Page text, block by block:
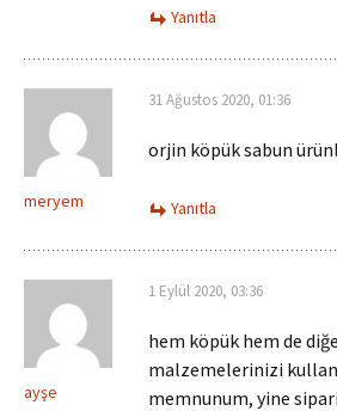
Yanıtla
meryem
31 Ağustos 2020, 01:36
orjin köpük sabun
Yanıtla
ayşe
1 Eylül 2020, 03:36
hem köpük hem de
malzemelerinizi
memnunum, yine